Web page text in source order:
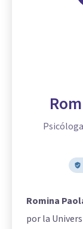
Romina
por la